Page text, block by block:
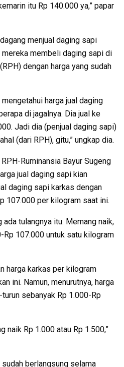
itu Rp 140.000 ya,” papar
menjual daging sapi
mereka membeli daging sapi di
dengan harga yang sudah
harga jual daging
di jagalnya. Dia jual ke
Jadi dia (penjual daging sapi)
(dari RPH), gitu,” ungkap dia.
Ruminansia Bayur Sugeng
jual daging sapi kian
daging sapi karkas dengan
107.000 per kilogram saat ini.
ada tulangnya itu. Memang naik,
Rp 107.000 untuk satu kilogram
harga karkas per kilogram
ini. Namun, menurutnya, harga
sebanyak Rp 1.000-Rp
naik Rp 1.000 atau Rp 1.500,”
sudah berlangsung selama